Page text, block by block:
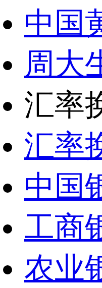
中国
周大
汇率
汇率
中国
工商
农业